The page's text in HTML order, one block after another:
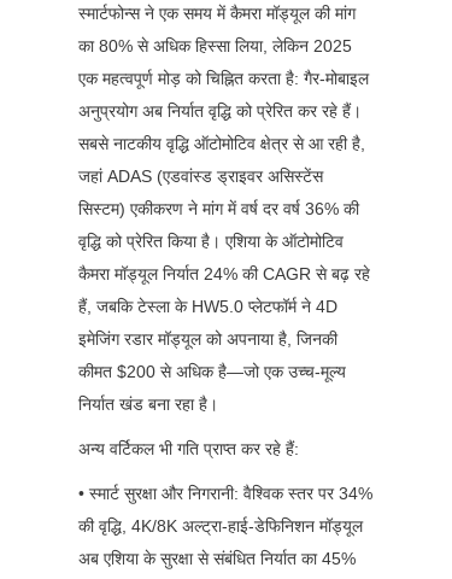
स्मार्टफोन्स ने एक समय में कैमरा मॉड्यूल की मांग
का 80% से अधिक हिस्सा लिया, लेकिन 2025
एक महत्वपूर्ण मोड़ को चिह्नित करता है: गैर-मोबाइल
अनुप्रयोग अब निर्यात वृद्धि को प्रेरित कर रहे हैं।
सबसे नाटकीय वृद्धि ऑटोमोटिव क्षेत्र से आ रही है,
जहां ADAS (एडवांस्ड ड्राइवर असिस्टेंस
सिस्टम) एकीकरण ने मांग में वर्ष दर वर्ष 36% की
वृद्धि को प्रेरित किया है। एशिया के ऑटोमोटिव
कैमरा मॉड्यूल निर्यात 24% की CAGR से बढ़ रहे
हैं, जबकि टेस्ला के HW5.0 प्लेटफॉर्म ने 4D
इमेजिंग रडार मॉड्यूल को अपनाया है, जिनकी
कीमत $200 से अधिक है—जो एक उच्च-मूल्य
निर्यात खंड बना रहा है।
अन्य वर्टिकल भी गति प्राप्त कर रहे हैं:
• स्मार्ट सुरक्षा और निगरानी: वैश्विक स्तर पर 34%
की वृद्धि, 4K/8K अल्ट्रा-हाई-डेफिनिशन मॉड्यूल
अब एशिया के सुरक्षा से संबंधित निर्यात का 45%